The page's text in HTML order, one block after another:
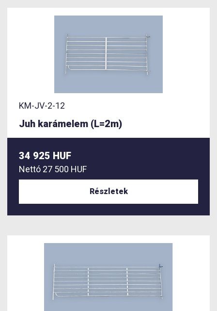
KM-JV-2-12
Juh karámelem (L=2m)
34 925 HUF
Nettó 27 500 HUF
Részletek